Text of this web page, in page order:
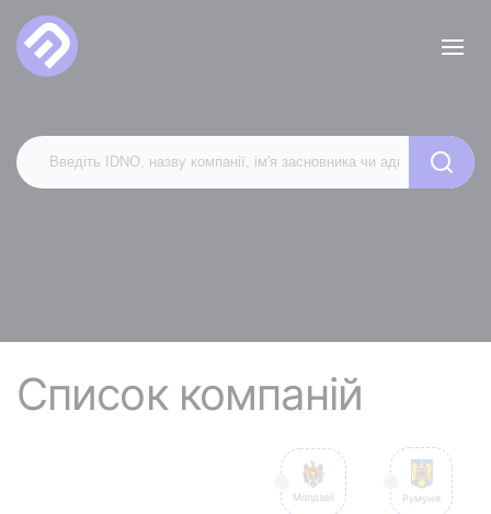
Список компаній
Молдавії Румунія